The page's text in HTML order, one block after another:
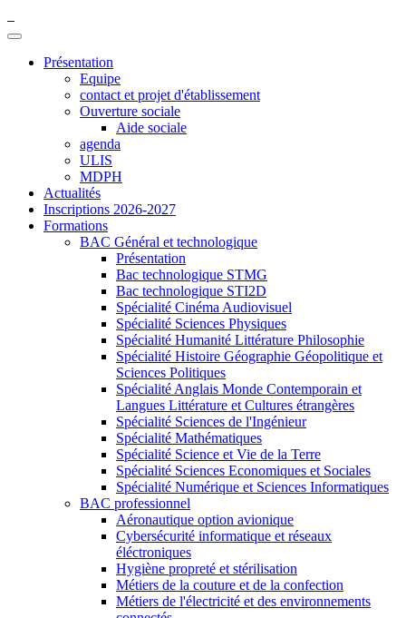
Présentation
Equipe
contact et projet d'établissement
Ouverture sociale
Aide sociale
agenda
ULIS
MDPH
Actualités
Inscriptions 2026-2027
Formations
BAC Général et technologique
Présentation
Bac technologique STMG
Bac technologique STI2D
Spécialité Cinéma Audiovisuel
Spécialité Sciences Physiques
Spécialité Humanité Littérature Philosophie
Spécialité Histoire Géographie Géopolitique et
Sciences Politiques
Spécialité Anglais Monde Contemporain et
Langues Littérature et Cultures étrangères
Spécialité Sciences de l'Ingénieur
Spécialité Mathématiques
Spécialité Science et Vie de la Terre
Spécialité Sciences Economiques et Sociales
Spécialité Numérique et Sciences Informatiques
BAC professionnel
Aéronautique option avionique
Cybersécurité informatique et réseaux
éléctroniques
Hygiène propreté et stérilisation
Métiers de la couture et de la confection
Métiers de l'électricité et des environnements